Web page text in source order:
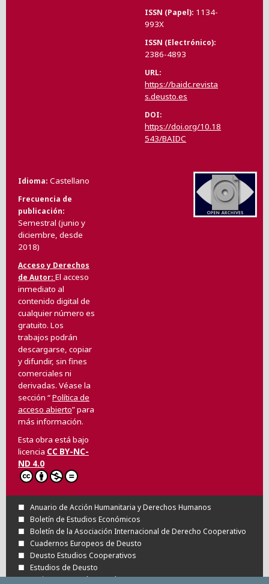
ISSN (Papel) 1134-
993X
ISSN (Electrónico)
2386-4893
URL
https://baidc.revista
s.deusto.es
DOI
https://doi.org/10.18
543/BAIDC
Idioma Castellano
Frecuencia de
publicación
Semestral (junio y
diciembre, desde
2018)
Acceso y Derechos
de Autor El acceso
inmediato al
contenido digital de
cualquier número es
gratuito. Los
trabajos podrán
descargarse, copiar
y difundir, sin fines
comerciales ni
derivadas. Véase la
sección “Política de
acceso abierto” para
más información.
Esta obra está bajo
licencia CC BY-NC-
ND 4.0
Anuario de Acción Humanitaria y Derechos Humanos
Boletín de Estudios Económicos
Boletín de la Asociación Internacional de Derecho Cooperativo
Cuadernos Europeos de Deusto
Deusto Estudios Cooperativos
Estudios de Deusto
Revista Deusto de Derechos Humanos